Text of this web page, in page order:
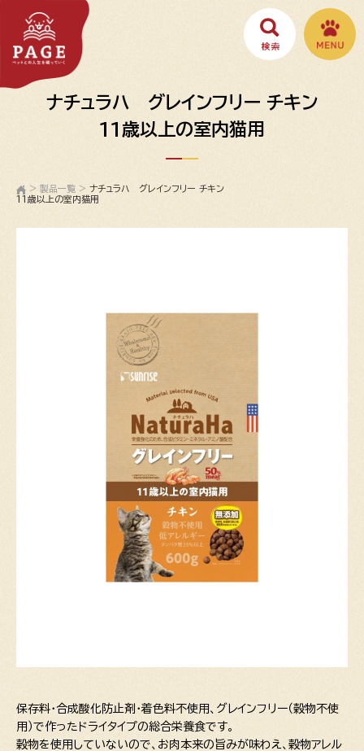
ナチュラハ グレインフリー チキン
11歳以上の室内猫用
> 製品一覧 > ナチュラハ グレインフリー チキン
11歳以上の室内猫用
保存料・合成酸化防止剤・着色料不使用、グレインフリー（穀物不使
用）で作ったドライタイプの総合栄養食です。
穀物を使用していないので、お肉本来の旨みが味わえ、穀物アレル